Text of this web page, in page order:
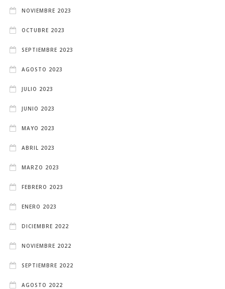
NOVIEMBRE 2023
OCTUBRE 2023
SEPTIEMBRE 2023
AGOSTO 2023
JULIO 2023
JUNIO 2023
MAYO 2023
ABRIL 2023
MARZO 2023
FEBRERO 2023
ENERO 2023
DICIEMBRE 2022
NOVIEMBRE 2022
SEPTIEMBRE 2022
AGOSTO 2022